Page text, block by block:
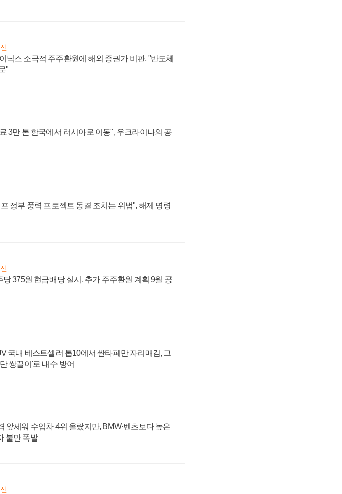
닉스 소극적 주주환원에 해외 증권가 비판, "반도체
"
3만 톤 한국에서 러시아로 이동", 우크라이나의 공
정부 풍력 프로젝트 동결 조치는 위법", 해제 명령
375원 현금배당 실시, 추가 주주환원 계획 9월 공
국내 베스트셀러 톱10에서 싼타페만 자리매김, 그
쌍끌이'로 내수 방어
앞세워 수입차 4위 올랐지만, BMW·벤츠보다 높은
불만 폭발